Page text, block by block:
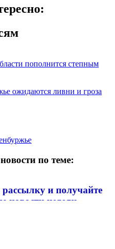
пополнится степным
ожидаются ливни и гроза
по теме:
и получайте
новости недели